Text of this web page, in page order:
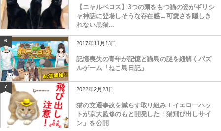
【ニャルベロス】3つの頭をもつ猫の姿がギリシ
ャ神話に登場しそうな存在感→可愛さを隠しき
れない黒猫...
6 2017年11月13日
記憶喪失の青年が記憶と猫島の謎を紐解くパズ
ルゲーム「ねこ島日記」
7 2022年2月23日
猫の交通事故を減らす取り組み！イエローハッ
トが京大監修のもと開発した「猫飛び出しサイ
ン」を公開